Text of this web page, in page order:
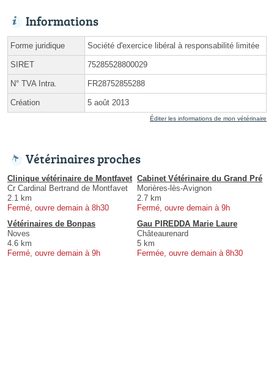
Informations
Forme juridique Société d'exercice libéral à responsabilité limitée
SIRET 75285528800029
N° TVA Intra. FR28752855288
Création 5 août 2013
Éditer les informations de mon vétérinaire
Vétérinaires proches
Clinique vétérinaire de Montfavet
Cr Cardinal Bertrand de Montfavet
2.1 km
Fermé, ouvre demain à 8h30
Cabinet Vétérinaire du Grand Pré
Morières-lès-Avignon
2.7 km
Fermé, ouvre demain à 9h
Vétérinaires de Bonpas
Noves
4.6 km
Fermé, ouvre demain à 9h
Gau PIREDDA Marie Laure
Châteaurenard
5 km
Fermée, ouvre demain à 8h30